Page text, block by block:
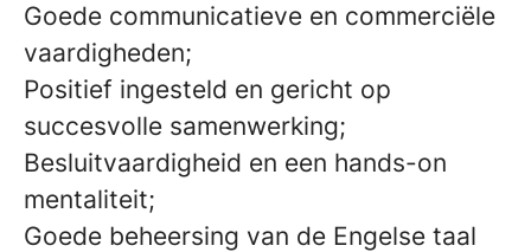
Goede communicatieve en commerciële
vaardigheden;
Positief ingesteld en gericht op
succesvolle samenwerking;
Besluitvaardigheid en een hands-on
mentaliteit;
Goede beheersing van de Engelse taal